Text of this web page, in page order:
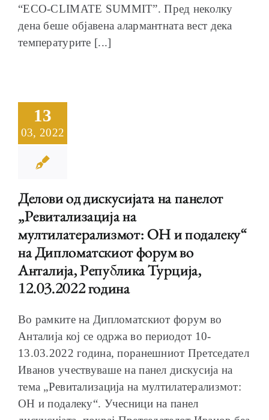
“ECO-CLIMATE SUMMIT”. Пред неколку
дена беше објавена алармантната вест дека
температурите [...]
13
03, 2022
Делови од дискусијата на панелот
„Ревитализација на
мултилатерализмот: ОН и подалеку“
на Дипломатскиот форум во
Анталија, Република Турција,
12.03.2022 година
Во рамките на Дипломатскиот форум во
Анталија кој се одржа во периодот 10-
13.03.2022 година, поранешниот Претседател
Иванов учествуваше на панел дискусија на
тема „Ревитализација на мултилатерализмот:
ОН и подалеку“. Учесници на панел